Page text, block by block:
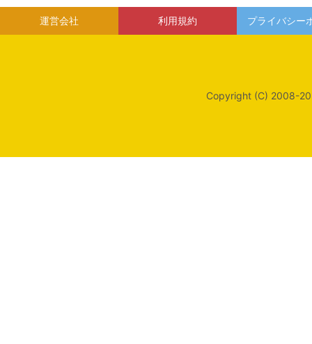
運営会社 利用規約 プライバシー
Copyright (C) 2008-